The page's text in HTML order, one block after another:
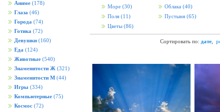
Аниме (178)
Глаза (46)
Города (74)
Готика (72)
Девушки (160)
Еда (124)
Животные (540)
Знаменитости Ж (321)
Знаменитости М (44)
Игры (334)
Компьютерные (75)
Космос (72)
Море (30) Облака (40)
Поля (11) Пустыня (65)
Цветы (86)
Сортировать по: дате